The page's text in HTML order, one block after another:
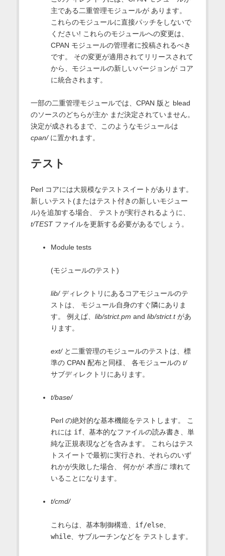
主である二重管理モジュールが あります。
これらのモジュールに直接パッチをしないで
ください! これらのモジュールへの変更は、
CPAN モジュールの管理者に投稿されるべき
です。 その変更が適用されてリリースされて
から、モジュールの新しいバージョンが コア
に統合されます。
一部の二重管理モジュールでは、CPAN 版と blead
のソースのどちらが主か まだ決定されていません。
決定が成されるまで、このようなモジュールは
cpan/に置かれます。
テスト
Perl コアには大規模なテストスイートがあります。
新しいテスト(またはテスト付きの新しいモジュー
ル)を追加する場合、 テストが実行されるように、
t/TESTファイルを更新する必要があるでしょう。
Module tests
(モジュールのテスト)
lib/ディレクトリにあるコアモジュールのテ
ストは、 モジュール自身のすぐ隣にありま
す。 例えば、 lib/strict.pm and lib/strict.tがあ
ります。
ext/と二重管理のモジュールのテストは、標
準の CPAN 配布と同様、 各モジュールの t/
サブディレクトリにあります。
t/base/
Perl の絶対的な基本機能をテストします。 こ
れには if、基本的なファイルの読み書き、単
純な正規表現などを含みます。 これらはテス
トスイートで最初に実行され、それらのいず
れかが失敗した場合、 何かが 本当に壊れて
いることになります。
t/cmd/
これらは、基本制御構造、 if/else、
while、サブルーチンなどを テストします。